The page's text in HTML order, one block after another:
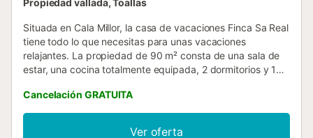
Propiedad vallada, Toallas
Situada en Cala Millor, la casa de vacaciones Finca Sa Real
tiene todo lo que necesitas para unas vacaciones
relajantes. La propiedad de 90 m² consta de una sala de
estar, una cocina totalmente equipada, 2 dormitorios y 1
adicionales incluyen Wi-Fi de alta velocidad (apto para
videollamadas), televisión, aire acondicionado y lavadora.
También hay disponible una cuna y una trona. Esta casa
Cancelación GRATUITA
Ver oferta